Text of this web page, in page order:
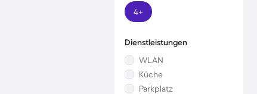
4+
Dienstleistungen
WLAN
Küche
Parkplatz